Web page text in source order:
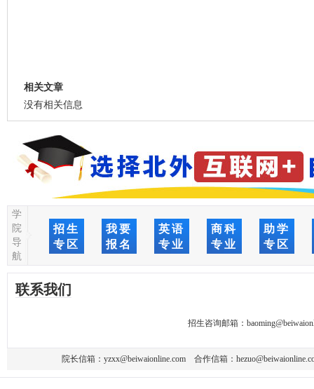
相关文章
没有相关信息
学
院
导
航
招生
专区
我要
报名
英语
专业
商科
专业
助学
专区
联系我们
招生咨询邮箱：
院长信箱： yzxx@beiwaionline.com 合作信箱：